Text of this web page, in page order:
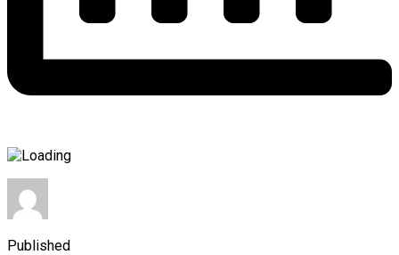
Published